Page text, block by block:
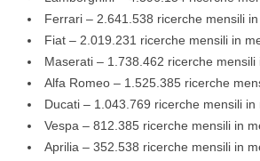
Ferrari – 2.641.538 ricerche mensili
Fiat – 2.019.231 ricerche mensili in
Maserati – 1.738.462 ricerche mensili
Alfa Romeo – 1.525.385 ricerche
Ducati – 1.043.769 ricerche mensili in
Vespa – 812.385 ricerche mensili in
Aprilia – 352.538 ricerche mensili in